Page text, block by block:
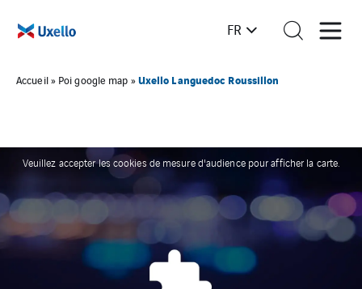
FR
Accueil» Poi google map »Uxello Languedoc Roussillon
Veuillez accepter les cookies de mesure d'audience pour afficher la carte.